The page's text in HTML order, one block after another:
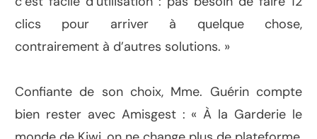
clics pour arriver à quelque chose,
contrairement à d’autres solutions. »
Confiante de son choix, Mme. Guérin compte
bien rester avec Amisgest : « À la Garderie le